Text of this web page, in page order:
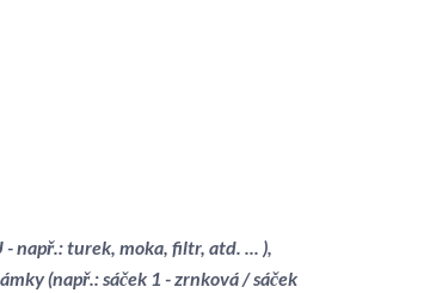
- např.: turek, moka, filtr, atd. ... ),
(např.: sáček 1 - zrnková / sáček